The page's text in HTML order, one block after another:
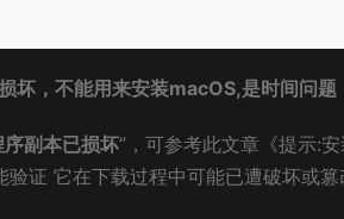
坏，不能用来安装macOS,是时间问
序副本已损坏”，可参考此文章《提示:
证 它在下载过程中可能已遭破坏或篡